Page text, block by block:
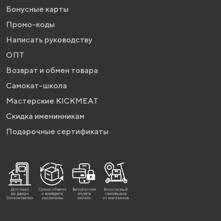
Бонусные карты
Промо-коды
Написать руководству
ОПТ
Возврат и обмен товара
Самокат-школа
Мастерские KICKMEAT
Скидка именинникам
Подарочные сертификаты